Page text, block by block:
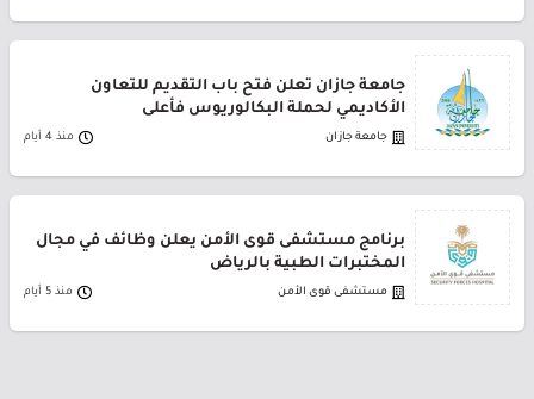
جامعة جازان تعلن فتح باب التقديم للتعاون
الأكاديمي لحملة البكالوريوس فأعلى
جامعة جازان منذ 4 أيام
برنامج مستشفى قوى الأمن يعلن وظائف في مجال
المختبرات الطبية بالرياض
مستشفى قوى الأمن منذ 5 أيام